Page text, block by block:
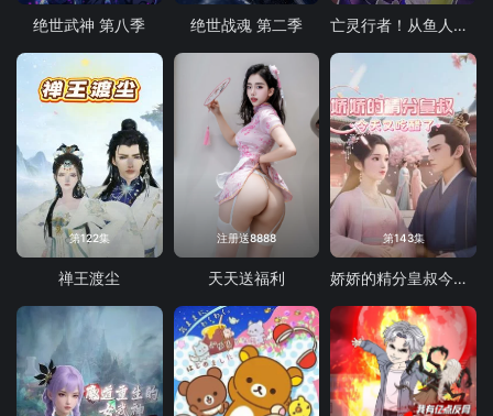
绝世武神 第八季 绝世战魂 第二季 亡灵行者！从鱼人地下城开始 动态漫画
第122集
禅王渡尘
注册送8888
天天送福利
第143集
娇娇的精分皇叔今天又吃醋了